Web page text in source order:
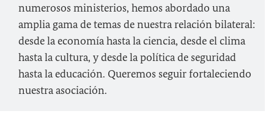
numerosos ministerios, hemos abordado una
amplia gama de temas de nuestra relación bilateral:
desde la economía hasta la ciencia, desde el clima
hasta la cultura, y desde la política de seguridad
hasta la educación. Queremos seguir fortaleciendo
nuestra asociación.